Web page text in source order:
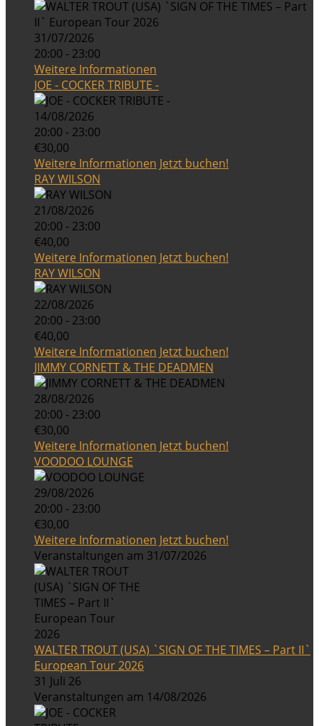
31/07/2026
20:00 - 23:00
Weitere Informationen
JOE - COCKER TRIBUTE -
14/08/2026
20:00 - 23:00
€30,00
Weitere Informationen Jetzt buchen!
RAY WILSON
21/08/2026
20:00 - 23:00
€40,00
Weitere Informationen Jetzt buchen!
RAY WILSON
22/08/2026
20:00 - 23:00
€40,00
Weitere Informationen Jetzt buchen!
JIMMY CORNETT & THE DEADMEN
28/08/2026
20:00 - 23:00
€30,00
Weitere Informationen Jetzt buchen!
VOODOO LOUNGE
29/08/2026
20:00 - 23:00
€30,00
Weitere Informationen Jetzt buchen!
Veranstaltungen am 31/07/2026
WALTER TROUT (USA) `SIGN OF THE TIMES – Part II`
European Tour 2026
31 Juli 26
Veranstaltungen am 14/08/2026